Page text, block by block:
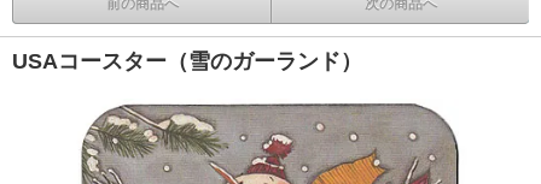
前の商品へ 次の商品へ
USAコースター（雪のガーランド）